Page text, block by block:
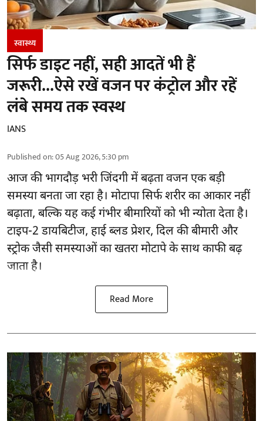
स्वास्थ्य
सिर्फ डाइट नहीं, सही आदतें भी हैं
जरूरी...ऐसे रखें वजन पर कंट्रोल और रहें
लंबे समय तक स्वस्थ
IANS
Published on:05 Aug 2026, 5:30 pm
आज की भागदौड़ भरी जिंदगी में बढ़ता वजन एक बड़ी
समस्या बनता जा रहा है। मोटापा सिर्फ शरीर का आकार नहीं
बढ़ाता, बल्कि यह कई गंभीर बीमारियों को भी न्योता देता है।
टाइप-2 डायबिटीज, हाई ब्लड प्रेशर, दिल की बीमारी और
स्ट्रोक जैसी समस्याओं का खतरा मोटापे के साथ काफी बढ़
जाता है।
Read More